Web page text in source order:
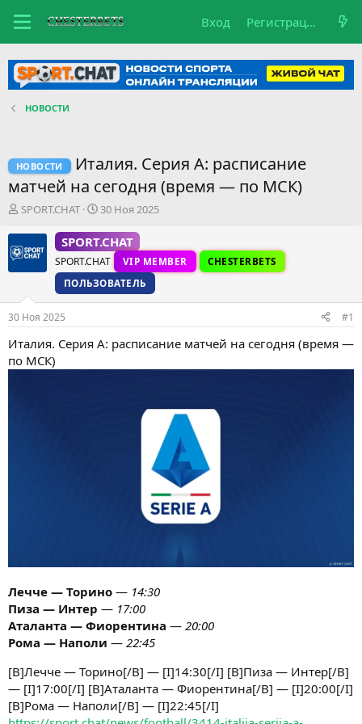
Вход Регистрация
НОВОСТИ
НОВОСТИ
Италия. Серия A: расписание
матчей на сегодня (время — по МСК)
А
т
о
е
м
ы
SPORT.CHAT
Д
т
а
н
а
ч
л
а
30 Ноя 2025
SPORT.CHAT
SPORT.CHAT VIP MEMBER
CHESTERBETS
ПОЛЬЗОВАТЕЛЬ
30 Ноя 2025 #1
Италия. Серия A: расписание матчей на сегодня (время —
по МСК)
Лечче — Торино — 14:30
Пиза — Интер — 17:00
Аталанта — Фиорентина — 20:00
Рома — Наполи — 22:45
[B]Лечче — Торино[/B] — [I]14:30[/I] [B]Пиза — Интер[/B]
— [I]17:00[/I] [B]Аталанта — Фиорентина[/B] — [I]20:00[/I]
[B]Рома — Наполи[/B] — [I]22:45[/I]